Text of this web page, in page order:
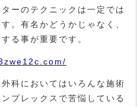
ーのテクニックは一定では
。有名かどうかじゃなく、
る事が重要です。
科においてはいろんな施術
プレックスで苦悩している